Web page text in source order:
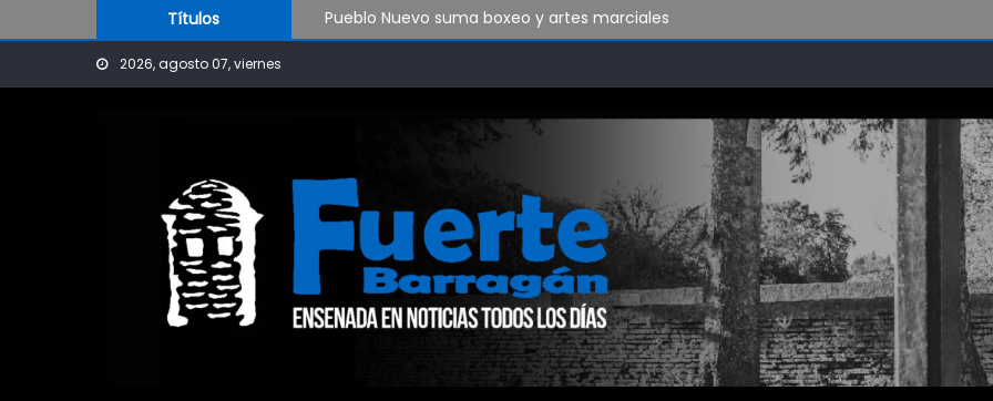
Títulos
OPINIÓN: ¿Hasta cuándo vamos a soportar todo esto?
2026, agosto 07, viernes